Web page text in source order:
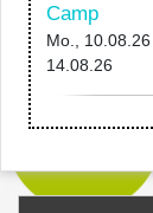
Camp
Mo., 10.08.26
14.08.26